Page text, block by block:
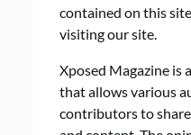
contained on this
visiting our site.
Xposed Magazine is
that allows various
contributors to